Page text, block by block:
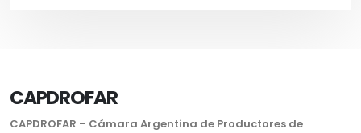
CAPDROFAR
CAPDROFAR – Cámara Argentina de Productores de